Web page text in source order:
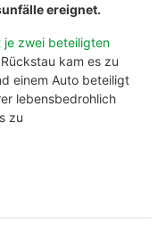
ereignet.
je zwei beteiligten
kam es zu
einem Auto beteiligt
lebensbedrohlich
zu